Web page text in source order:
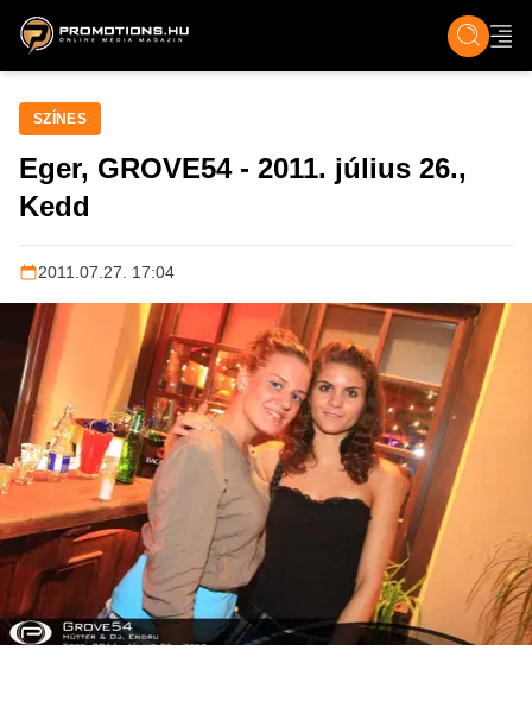
ZENE, FILM & KULT ÉLET TECH &
SZÍNES
Eger, GROVE54 - 2011. július 26.,
Kedd
2011.07.27. 17:04